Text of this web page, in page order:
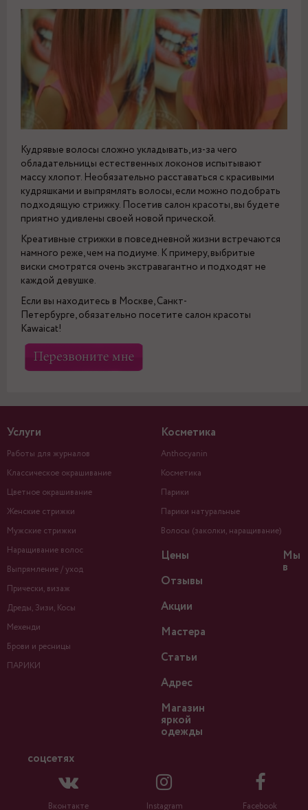
Кудрявые волосы сложно укладывать, из-за чего
обладательницы естественных локонов испытывают
массу хлопот. Необязательно расставаться с красивыми
кудряшками и выпрямлять волосы, если можно подобрать
подходящую стрижку. Посетив салон красоты, вы будете
приятно удивлены своей новой прической.
Креативные стрижки в повседневной жизни встречаются
намного реже, чем на подиуме. К примеру, выбритые
виски смотрятся очень экстравагантно и подходят не
каждой девушке.
Если вы находитесь в Москве, Санкт-
Петербурге, обязательно посетите салон красоты
Kawaicat!
Услуги
Работы для журналов
Классическое окрашивание
Цветное окрашивание
Женские стрижки
Мужские стрижки
Наращивание волос
Выпрямление / уход
Прически, визаж
Дреды, Зизи, Косы
Мехенди
Брови и ресницы
ПАРИКИ
Косметика
Anthocyanin
Косметика
Парики
Парики натуральные
Волосы (заколки, наращивание)
Цены
Отзывы
Акции
Мастера
Статьи
Адрес
Магазин
яркой
одежды
Мы
в
соцсетях
Вконтакте Instagram Facebook